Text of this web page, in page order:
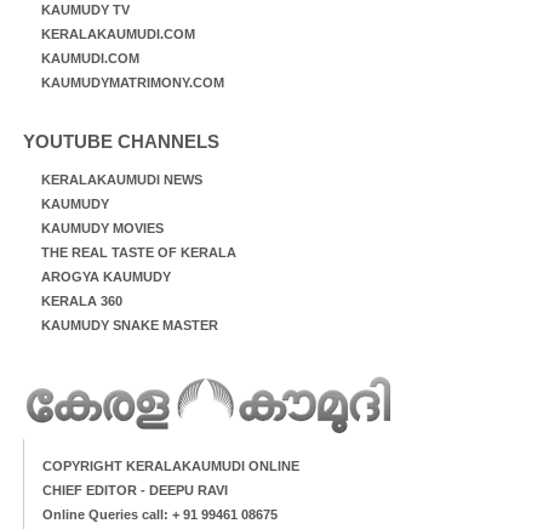
KAUMUDY TV
KERALAKAUMUDI.COM
KAUMUDI.COM
KAUMUDYMATRIMONY.COM
YOUTUBE CHANNELS
KERALAKAUMUDI NEWS
KAUMUDY
KAUMUDY MOVIES
THE REAL TASTE OF KERALA
AROGYA KAUMUDY
KERALA 360
KAUMUDY SNAKE MASTER
COPYRIGHT KERALAKAUMUDI ONLINE
CHIEF EDITOR - DEEPU RAVI
Online Queries call: + 91 99461 08675